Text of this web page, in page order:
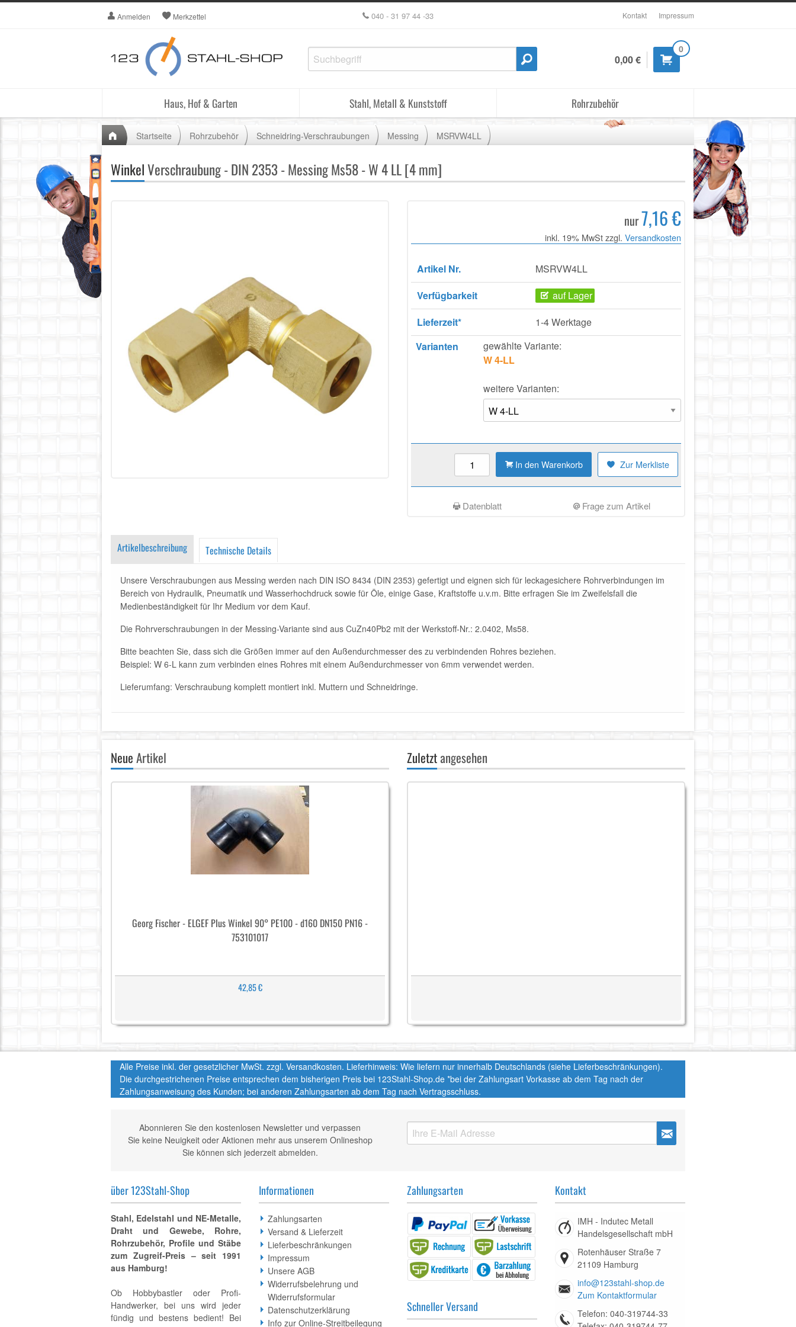
Anmelden Merkzettel 040 - 31 97 44 -33 Kontakt Impressum
0
0,00 €
Haus, Hof & Garten Stahl, Metall & Kunststoff Rohrzubehör
Startseite Rohrzubehör Schneidring-Verschraubungen Messing MSRVW4LL
WinkelVerschraubung - DIN 2353 - Messing Ms58 - W 4 LL [4 mm]
nur7,16 €
inkl. 19% MwSt zzgl. Versandkosten
Artikel Nr.
MSRVW4LL
Verfügbarkeit
auf Lager
Lieferzeit*
1-4 Werktage
Varianten
gewählte Variante:
W 4-LL
weitere Varianten:
Zur Merkliste
In den Warenkorb
Datenblatt Frage zum Artikel
Artikelbeschreibung Technische Details
Unsere Verschraubungen aus Messing werden nach DIN ISO 8434 (DIN 2353) gefertigt und eignen sich für leckagesichere Rohrverbindungen im
Bereich von Hydraulik, Pneumatik und Wasserhochdruck sowie für Öle, einige Gase, Kraftstoffe u.v.m. Bitte erfragen Sie im Zweifelsfall die
Medienbeständigkeit für Ihr Medium vor dem Kauf.
Die Rohrverschraubungen in der Messing-Variante sind aus CuZn40Pb2 mit der Werkstoff-Nr.: 2.0402, Ms58.
Bitte beachten Sie, dass sich die Größen immer auf den Außendurchmesser des zu verbindenden Rohres beziehen.
Beispiel: W 6-L kann zum verbinden eines Rohres mit einem Außendurchmesser von 6mm verwendet werden.
Lieferumfang: Verschraubung komplett montiert inkl. Muttern und Schneidringe.
NeueArtikel
Georg Fischer - ELGEF Plus Winkel 90° PE100 - d160 DN150 PN16 -
753101017
42,85 €
Zuletztangesehen
Alle Preise inkl. der gesetzlicher MwSt. zzgl. Versandkosten. Lieferhinweis: Wie liefern nur innerhalb Deutschlands (siehe Lieferbeschränkungen).
Die durchgestrichenen Preise entsprechen dem bisherigen Preis bei 123Stahl-Shop.de *bei der Zahlungsart Vorkasse ab dem Tag nach der
Zahlungsanweisung des Kunden; bei anderen Zahlungsarten ab dem Tag nach Vertragsschluss.
Abonnieren Sie den kostenlosen Newsletter und verpassen
Sie keine Neuigkeit oder Aktionen mehr aus unserem Onlineshop
Sie können sich jederzeit abmelden.
über 123Stahl-Shop
Stahl, Edelstahl und NE-Metalle,
Draht und Gewebe, Rohre,
Rohrzubehör, Profile und Stäbe
zum Zugreif-Preis – seit 1991
aus Hamburg!
Ob Hobbybastler oder Profi-
Handwerker, bei uns wird jeder
fündig und bestens bedient! Bei
Informationen
Zahlungsarten
Versand & Lieferzeit
Lieferbeschränkungen
Impressum
Unsere AGB
Widerrufsbelehrung und
Widerrufsformular
Datenschutzerklärung
Info zur Online-Streitbeilegung
Zahlungsarten
Schneller Versand
Kontakt
IMH - Indutec Metall
Handelsgesellschaft mbH
Rotenhäuser Straße 7
21109 Hamburg
info@123stahl-shop.de
Zum Kontaktformular
Telefon: 040-319744-33